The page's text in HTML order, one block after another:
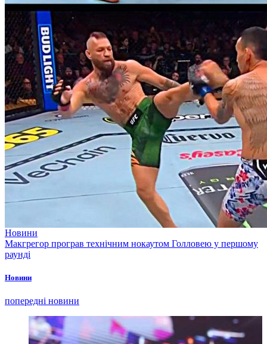
Новини
Макгрегор програв технічним нокаутом Голловею у першому
раунді
Новини
попередні новини